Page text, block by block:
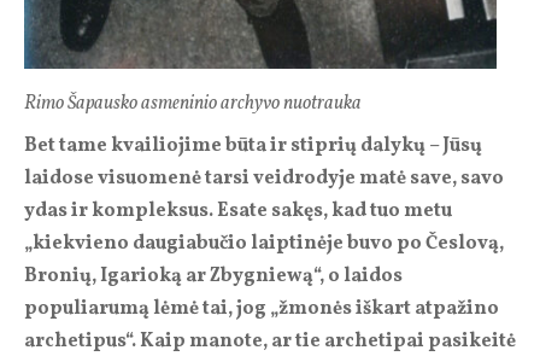
Rimo Šapausko asmeninio archyvo nuotrauka
Bet tame kvailiojime būta ir stiprių dalykų – Jūsų
laidose visuomenė tarsi veidrodyje matė save, savo
ydas ir kompleksus. Esate sakęs, kad tuo metu
„kiekvieno daugiabučio laiptinėje buvo po Česlovą,
Bronių, Igarioką ar Zbygniewą“, o laidos
populiarumą lėmė tai, jog „žmonės iškart atpažino
archetipus“. Kaip manote, ar tie archetipai pasikeitė